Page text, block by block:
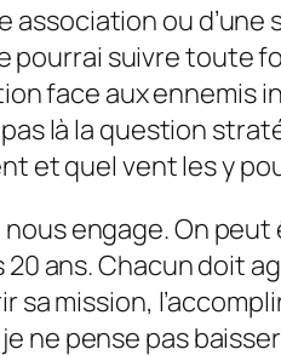
association ou
pourrai suivre toute
face aux ennemis
là la question
et quel vent les y
engage. On
ans. Chacun doit
mission,
ne pense pas